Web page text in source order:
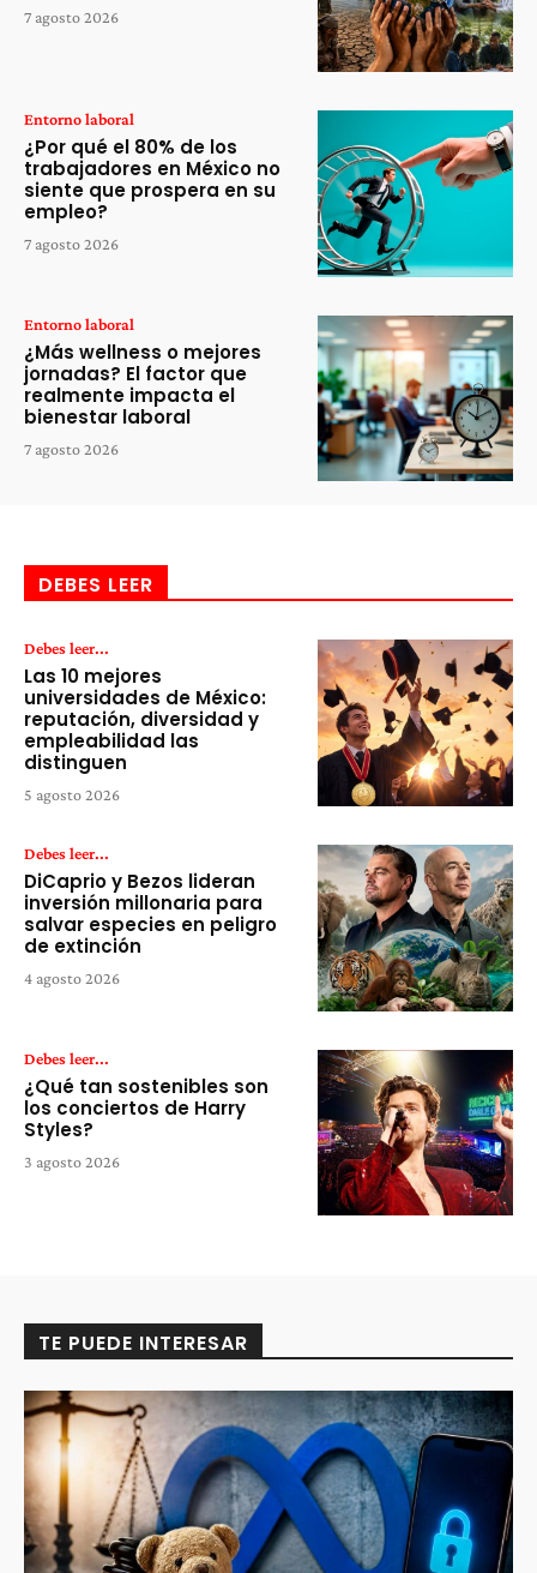
7 agosto 2026
Entorno laboral
¿Por qué el 80% de los
trabajadores en México no
siente que prospera en su
empleo?
7 agosto 2026
Entorno laboral
¿Más wellness o mejores
jornadas? El factor que
realmente impacta el
bienestar laboral
7 agosto 2026
DEBES LEER
Debes leer...
Las 10 mejores
universidades de México:
reputación, diversidad y
empleabilidad las
distinguen
5 agosto 2026
Debes leer...
DiCaprio y Bezos lideran
inversión millonaria para
salvar especies en peligro
de extinción
4 agosto 2026
Debes leer...
¿Qué tan sostenibles son
los conciertos de Harry
Styles?
3 agosto 2026
TE PUEDE INTERESAR